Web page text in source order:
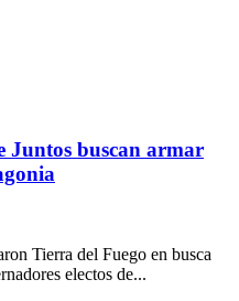
Juntos buscan armar
Tierra del Fuego en busca
electos de...